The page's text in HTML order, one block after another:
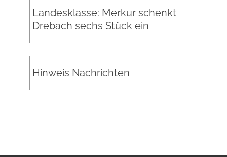
Landesklasse: Merkur schenkt
Drebach sechs Stück ein
Hinweis Nachrichten